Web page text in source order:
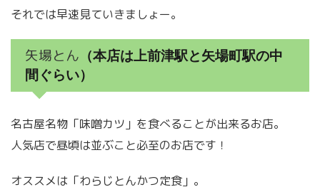
それでは早速見ていきましょー。
矢場とん （本店は上前津駅と矢場町駅の中
間ぐらい）
名古屋名物「味噌カツ」を食べることが出来るお店。
人気店で昼頃は並ぶこと必至のお店です！
オススメは「わらじとんかつ定食」。